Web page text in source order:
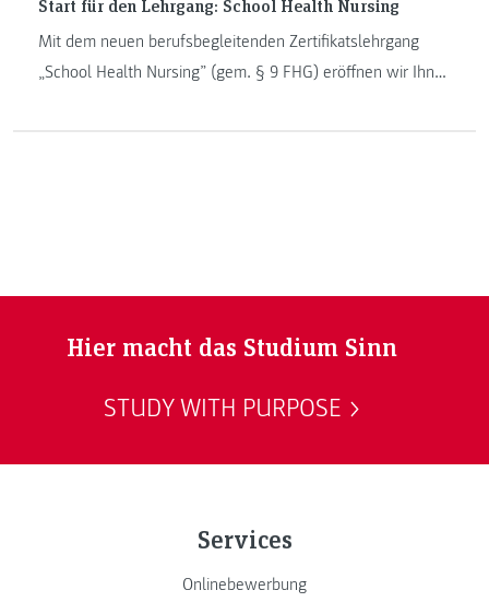
Start für den Lehrgang: School Health Nursing
Mit dem neuen berufsbegleitenden Zertifikatslehrgang
„School Health Nursing” (gem. § 9 FHG) eröffnen wir Ihnen
Hier macht das Studium Sinn
STUDY WITH PURPOSE
Services
Onlinebewerbung